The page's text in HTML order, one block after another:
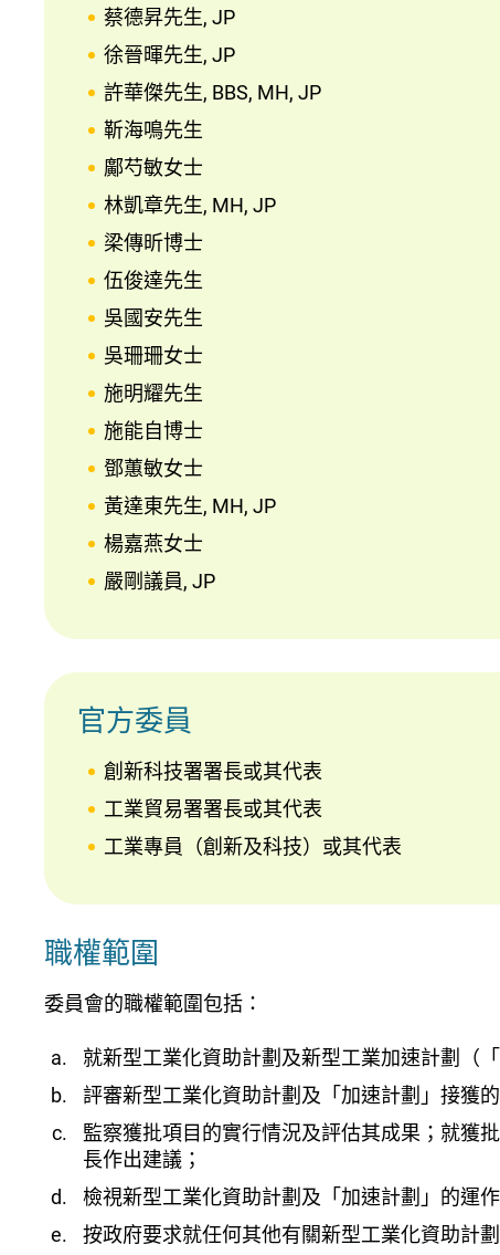
蔡德昇先生, JP
徐晉暉先生, JP
許華傑先生, BBS, MH, JP
靳海鳴先生
鄺芍敏女士
林凱章先生, MH, JP
梁傳昕博士
伍俊達先生
吳國安先生
吳珊珊女士
施明耀先生
施能自博士
鄧蕙敏女士
黃達東先生, MH, JP
楊嘉燕女士
嚴剛議員, JP
官方委員
創新科技署署長或其代表
工業貿易署署長或其代表
工業專員（創新及科技）或其代表
職權範圍
委員會的職權範圍包括：
就新型工業化資助計劃及新型工業加速計劃（
評審新型工業化資助計劃及「加速計劃」接獲
監察獲批項目的實行情況及評估其成果；就獲
長作出建議；
檢視新型工業化資助計劃及「加速計劃」的運
按政府要求就任何其他有關新型工業化資助計